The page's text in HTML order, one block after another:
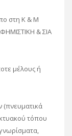
στη K & M
& ΣΙΑ
μέλους ή
(πνευματικά
τόπου